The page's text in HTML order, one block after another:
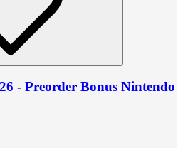
- Preorder Bonus Nintendo